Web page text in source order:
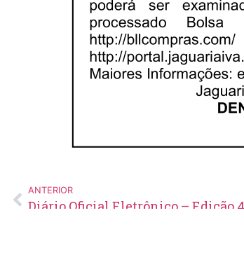
ANTERIOR
Diário Oficial Eletrônico – Edição